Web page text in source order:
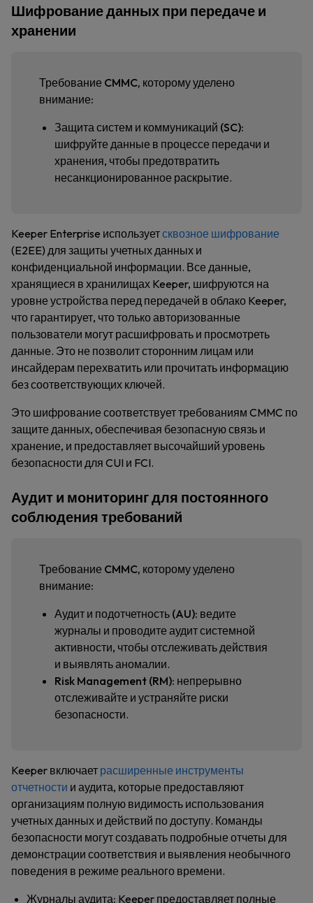
Шифрование данных при передаче и
хранении
Требование CMMC, которому уделено
внимание:
Защита систем и коммуникаций (SC):
шифруйте данные в процессе передачи и
хранения, чтобы предотвратить
несанкционированное раскрытие.
Keeper Enterprise используетсквозное шифрование
(E2EE) для защиты учетных данных и
конфиденциальной информации. Все данные,
хранящиеся в хранилищах Keeper, шифруются на
уровне устройства перед передачей в облако Keeper,
что гарантирует, что только авторизованные
пользователи могут расшифровать и просмотреть
данные. Это не позволит сторонним лицам или
инсайдерам перехватить или прочитать информацию
без соответствующих ключей.
Это шифрование соответствует требованиям CMMC по
защите данных, обеспечивая безопасную связь и
хранение, и предоставляет высочайший уровень
безопасности для CUI и FCI.
Аудит и мониторинг для постоянного
соблюдения требований
Требование CMMC, которому уделено
внимание:
Аудит и подотчетность (AU): ведите
журналы и проводите аудит системной
активности, чтобы отслеживать действия
и выявлять аномалии.
Risk Management (RM): непрерывно
отслеживайте и устраняйте риски
безопасности.
Keeper включает расширенные инструменты
отчетности и аудита, которые предоставляют
организациям полную видимость использования
учетных данных и действий по доступу. Команды
безопасности могут создавать подробные отчеты для
демонстрации соответствия и выявления необычного
поведения в режиме реального времени.
Журналы аудита: Keeper предоставляет полные